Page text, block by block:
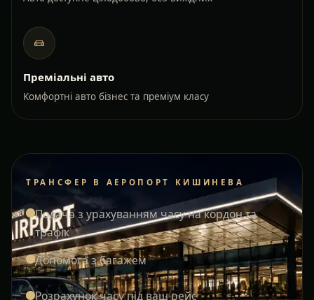
Преміальні авто
Комфортні авто бізнес та преміум класу
ТРАНСФЕР В АЕРОПОРТ КИШИНЕВА
Подача з урахуванням часу на кордон та
трафік
Допомога з багажем
Розрахунок часу під ваш рейс